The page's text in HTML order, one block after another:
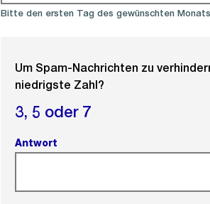
Bitte den ersten Tag des gewünschten
Um Spam-Nachrichten zu
niedrigste Zahl?
3, 5 oder 7
Antwort